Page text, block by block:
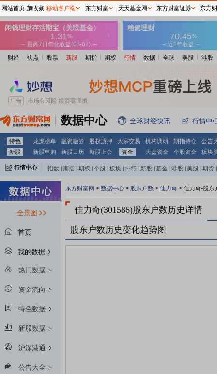
财经 焦点 股票 新股 期指 期权 行情 数据 全球 美股 港股
数据中心 全球财经快讯 行情中
特色 龙虎榜单 融资融券 股权质押 大宗交易 机构调研 期指持仓
公告
新股
新股申购 新股日历 新股上会 资金 大盘资金 个股资金 板块
行情中心 指数 期指 期权 个股 板块 排行 新股 基金 港股 美股 期货
全景图
首页
我的数据
热门数据
资金流向
特色数据
新股数据
沪深港通
公告大全
东方财富网 > 数据中心 > 股东户数 > 佳力奇 > 佳力奇-股东
佳力奇(301586)股东户数历史详情
股东户数历史变化趋势图
网站首页 加收藏 移动客户端 东方财富 天天基金网 东方财富证券 东方